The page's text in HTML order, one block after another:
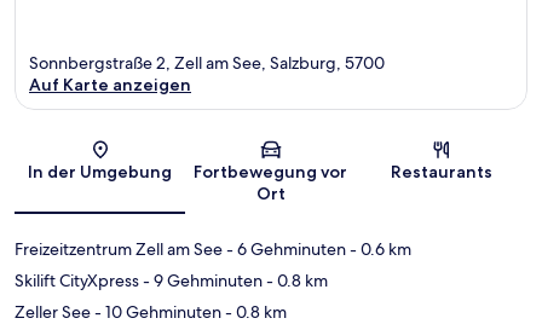
Karte
Sonnbergstraße 2, Zell am See, Salzburg, 5700
Auf Karte anzeigen
In der Umgebung
Fortbewegung vor
Ort
Restaurants
Freizeitzentrum Zell am See- 6 Gehminuten- 0.6 km
Skilift CityXpress- 9 Gehminuten- 0.8 km
Zeller See- 10 Gehminuten- 0.8 km